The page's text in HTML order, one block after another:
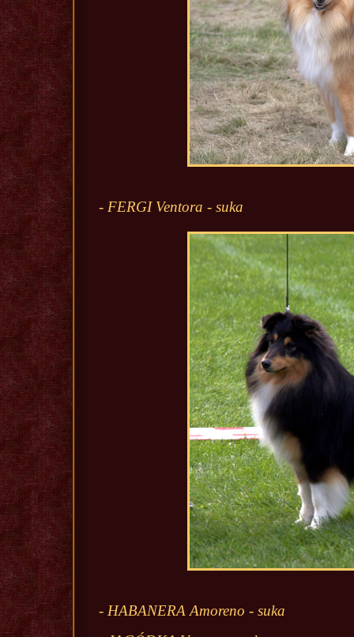
- FERGI Ventora - suka
- HABANERA Amoreno - suka